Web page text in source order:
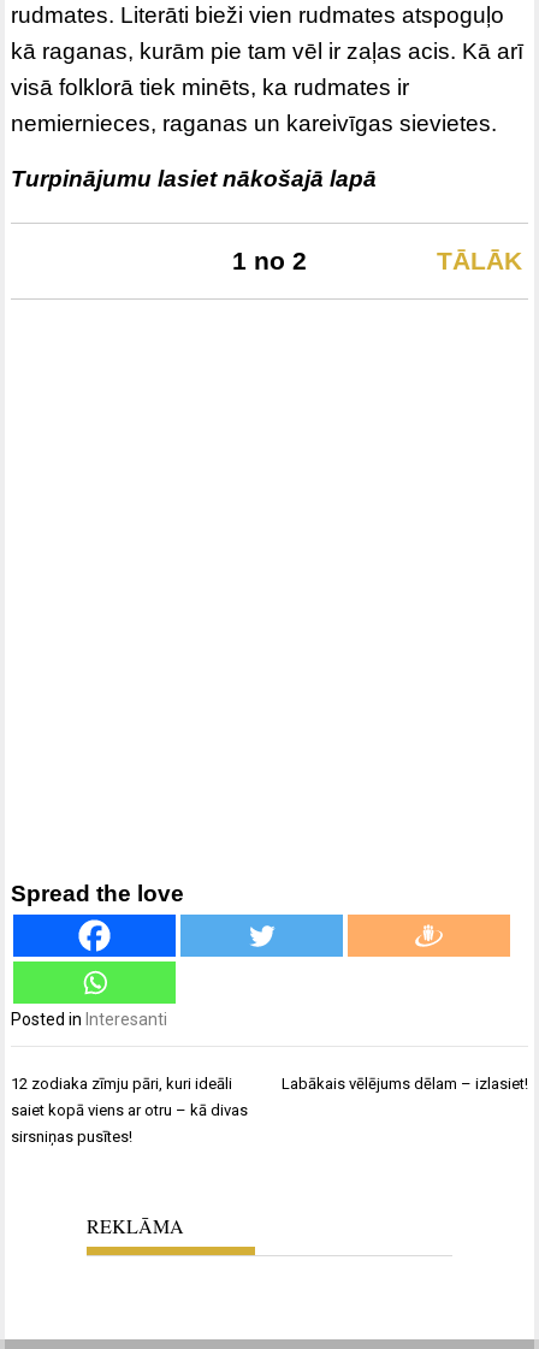
rudmates. Literāti bieži vien rudmates atspoguļo
kā raganas, kurām pie tam vēl ir zaļas acis. Kā arī
visā folklorā tiek minēts, ka rudmates ir
nemiernieces, raganas un kareivīgas sievietes.
Turpinājumu lasiet nākošajā lapā
TĀLĀK
1 no 2
Spread the love
Posted in Interesanti
Ziņu
izvēlne
12 zodiaka zīmju pāri, kuri ideāli
saiet kopā viens ar otru – kā divas
sirsniņas pusītes!
Labākais vēlējums dēlam – izlasiet!
REKLĀMA